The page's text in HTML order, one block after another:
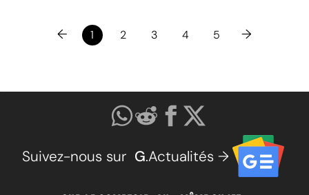
← 1 2 3 4 5 →
Suivez-nous sur G.Actualités →